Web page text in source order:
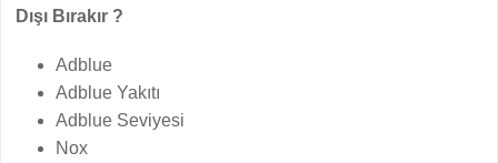
Dışı Bırakır ?
Adblue
Adblue Yakıtı
Adblue Seviyesi
Nox